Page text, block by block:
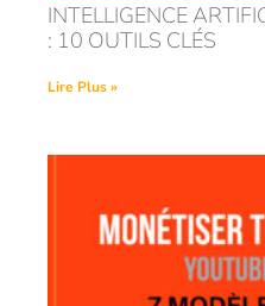
INTELLIGENCE
: 10 OUTILS CLÉS
Lire Plus »